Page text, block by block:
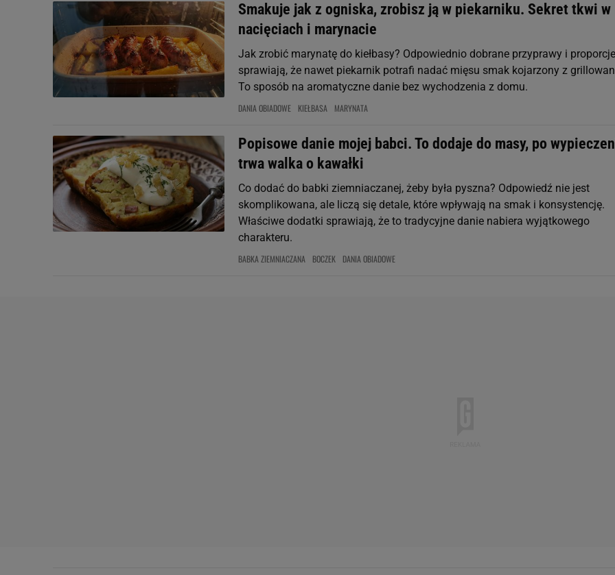
Smakuje jak z ogniska, zrobisz ją w piekarniku. Sekret tkwi w
nacięciach i marynacie
Jak zrobić marynatę do kiełbasy? Odpowiednio dobrane przyprawy i proporcje
sprawiają, że nawet piekarnik potrafi nadać mięsu smak kojarzony z
To sposób na aromatyczne danie bez wychodzenia z domu.
DANIA OBIADOWE KIEŁBASA MARYNATA
Popisowe danie mojej babci. To dodaje do masy, po
trwa walka o kawałki
Co dodać do babki ziemniaczanej, żeby była pyszna? Odpowiedź nie jest
skomplikowana, ale liczą się detale, które wpływają na smak i konsystencję.
Właściwe dodatki sprawiają, że to tradycyjne danie nabiera wyjątkowego
charakteru.
BABKA ZIEMNIACZANA BOCZEK DANIA OBIADOWE